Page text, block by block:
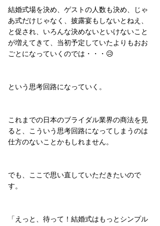
結婚式場を決め、ゲストの人数も決め、じゃ
あ式だけじゃなく、披露宴もしないとねえ、
と促され、いろんな決めないといけないこと
が増えてきて、当初予定していたよりもおお
ごとになっていくのでは・・・😥
という思考回路になっていく。
これまでの日本のブライダル業界の商法を見
ると、こういう思考回路になってしまうのは
仕方のないことかもしれません。
でも、ここで思い直していただきたいので
す。
「えっと、待って！結婚式はもっとシンプル